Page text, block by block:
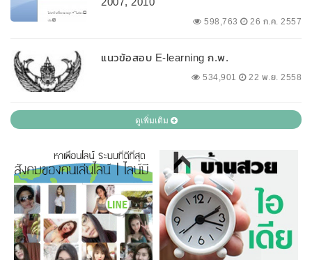
598,763 26 ก.ค. 2557
แนวข้อสอบ E-learning ก.พ.
534,901 22 พ.ย. 2558
ดูเพิ่มเติม